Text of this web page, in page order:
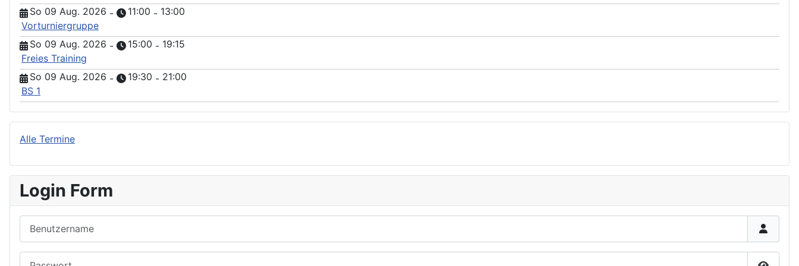
So 09 Aug. 2026 - 11:00 - 13:00
Vorturniergruppe
So 09 Aug. 2026 - 15:00 - 19:15
Freies Training
So 09 Aug. 2026 - 19:30 - 21:00
BS 1
Alle Termine
Login Form